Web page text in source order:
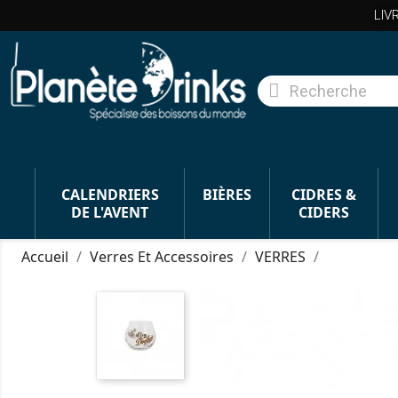
CALENDRIERS
DE L'AVENT
BIÈRES
CIDRES &
CIDERS
Accueil Verres Et Accessoires VERRES